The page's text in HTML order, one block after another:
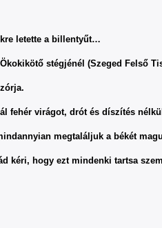
letette a billentyűt…
stégjénél (Szeged Felső
fehér virágot, drót és díszítés
megtaláljuk a békét
kéri, hogy ezt mindenki tartsa